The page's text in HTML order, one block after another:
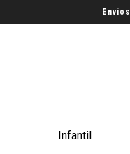
Infantil